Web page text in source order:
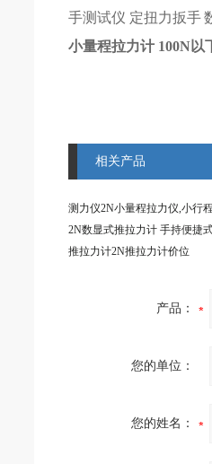
手测试仪 定扭力扳手
小量程拉力计 100N以
相关产品
推拉力计2N推拉力计价位
产品：
您的单位：
您的姓名：